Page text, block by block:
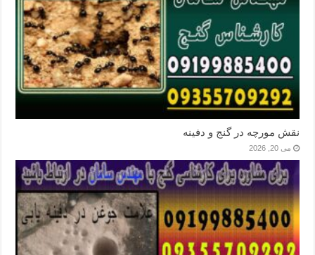
نقش مورچه در گنج و دفینه
می 20, 2026